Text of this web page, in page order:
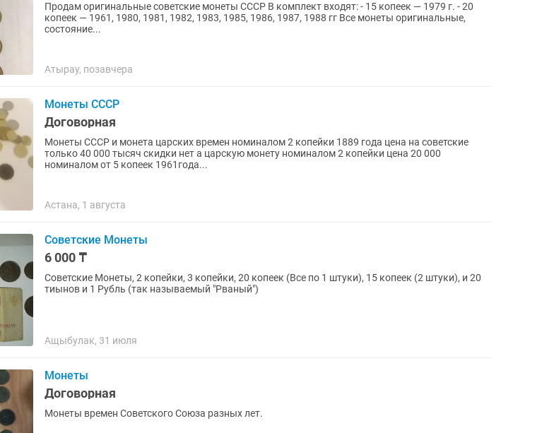
Продам оригинальные советские монеты СССР В комплект входят: - 15 копеек — 1979 г. - 20
копеек — 1961, 1980, 1981, 1982, 1983, 1985, 1986, 1987, 1988 гг Все монеты оригинальные,
состояние...
Атырау, позавчера
Монеты СССР
Договорная
Монеты СССР и монета царских времен номиналом 2 копейки 1889 года цена на советские
только 40 000 тысяч скидки нет а царскую монету номиналом 2 копейки цена 20 000
номиналом от 5 копеек 1961года...
Астана, 1 августа
Советские Монеты
6 000 ₸
Советские Монеты, 2 копейки, 3 копейки, 20 копеек (Все по 1 штуки), 15 копеек (2 штуки), и 20
тиынов и 1 Рубль (так называемый "Рваный")
Ащыбулак, 31 июля
Монеты
Договорная
Монеты времен Советского Союза разных лет.